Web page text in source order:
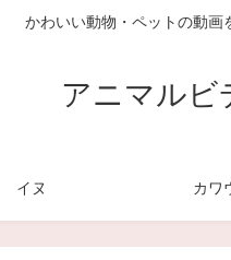
かわいい動物・ペットの動画
アニマルビ
イヌ カワ